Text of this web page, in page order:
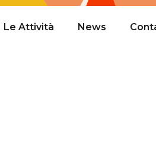
Le Attività News